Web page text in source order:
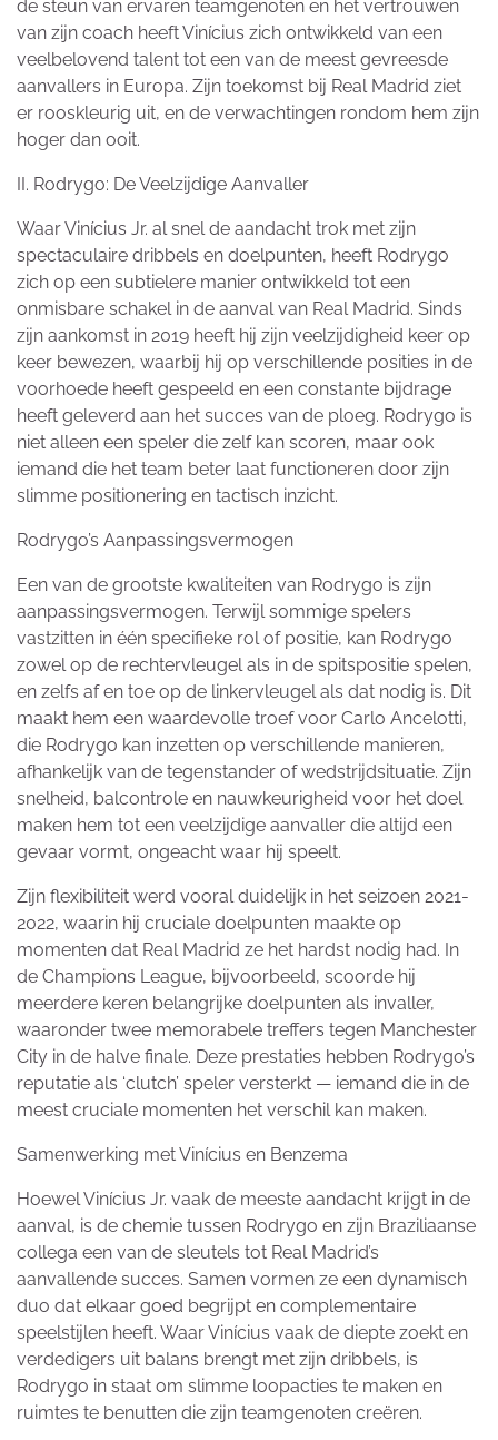
de steun van ervaren teamgenoten en het vertrouwen
van zijn coach heeft Vinícius zich ontwikkeld van een
veelbelovend talent tot een van de meest gevreesde
aanvallers in Europa. Zijn toekomst bij Real Madrid ziet
er rooskleurig uit, en de verwachtingen rondom hem zijn
hoger dan ooit.
II. Rodrygo: De Veelzijdige Aanvaller
Waar Vinícius Jr. al snel de aandacht trok met zijn
spectaculaire dribbels en doelpunten, heeft Rodrygo
zich op een subtielere manier ontwikkeld tot een
onmisbare schakel in de aanval van Real Madrid. Sinds
zijn aankomst in 2019 heeft hij zijn veelzijdigheid keer op
keer bewezen, waarbij hij op verschillende posities in de
voorhoede heeft gespeeld en een constante bijdrage
heeft geleverd aan het succes van de ploeg. Rodrygo is
niet alleen een speler die zelf kan scoren, maar ook
iemand die het team beter laat functioneren door zijn
slimme positionering en tactisch inzicht.
Rodrygo’s Aanpassingsvermogen
Een van de grootste kwaliteiten van Rodrygo is zijn
aanpassingsvermogen. Terwijl sommige spelers
vastzitten in één specifieke rol of positie, kan Rodrygo
zowel op de rechtervleugel als in de spitspositie spelen,
en zelfs af en toe op de linkervleugel als dat nodig is. Dit
maakt hem een waardevolle troef voor Carlo Ancelotti,
die Rodrygo kan inzetten op verschillende manieren,
afhankelijk van de tegenstander of wedstrijdsituatie. Zijn
snelheid, balcontrole en nauwkeurigheid voor het doel
maken hem tot een veelzijdige aanvaller die altijd een
gevaar vormt, ongeacht waar hij speelt.
Zijn flexibiliteit werd vooral duidelijk in het seizoen 2021-
2022, waarin hij cruciale doelpunten maakte op
momenten dat Real Madrid ze het hardst nodig had. In
de Champions League, bijvoorbeeld, scoorde hij
meerdere keren belangrijke doelpunten als invaller,
waaronder twee memorabele treffers tegen Manchester
City in de halve finale. Deze prestaties hebben Rodrygo’s
reputatie als ‘clutch’ speler versterkt — iemand die in de
meest cruciale momenten het verschil kan maken.
Samenwerking met Vinícius en Benzema
Hoewel Vinícius Jr. vaak de meeste aandacht krijgt in de
aanval, is de chemie tussen Rodrygo en zijn Braziliaanse
collega een van de sleutels tot Real Madrid’s
aanvallende succes. Samen vormen ze een dynamisch
duo dat elkaar goed begrijpt en complementaire
speelstijlen heeft. Waar Vinícius vaak de diepte zoekt en
verdedigers uit balans brengt met zijn dribbels, is
Rodrygo in staat om slimme loopacties te maken en
ruimtes te benutten die zijn teamgenoten creëren.